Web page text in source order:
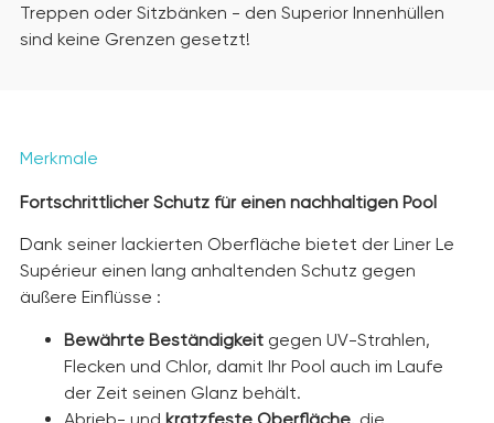
Treppen oder Sitzbänken - den Superior Innenhüllen
sind keine Grenzen gesetzt!
Merkmale
Fortschrittlicher Schutz für einen nachhaltigen Pool
Dank seiner lackierten Oberfläche bietet der Liner Le
Supérieur einen lang anhaltenden Schutz gegen
äußere Einflüsse :
Bewährte Beständigkeitgegen UV-Strahlen,
Flecken und Chlor, damit Ihr Pool auch im Laufe
der Zeit seinen Glanz behält.
Abrieb- und kratzfeste Oberfläche, die